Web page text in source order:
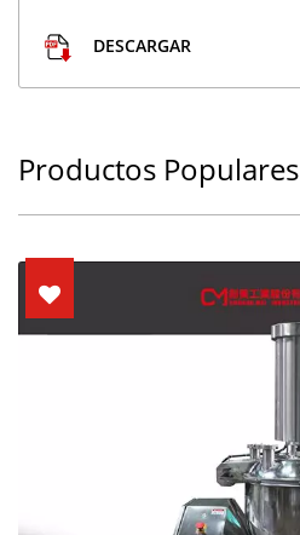
DESCARGAR
Productos Populares